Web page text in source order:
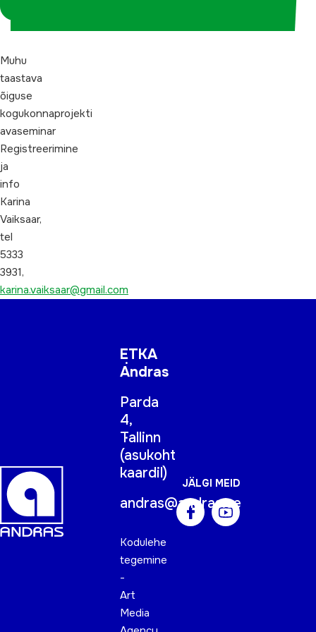
Muhu
taastava
õiguse
kogukonnaprojekti
avaseminar
Registreerimine
ja
info
Karina
Vaiksaar,
tel
5333
3931,
karina.vaiksaar@gmail.com
ETKA
Andras
Parda
4,
Tallinn
(asukoht
kaardil)
andras@andras.ee
Kodulehe
tegemine
-
Art
Media
JÄLGI MEID